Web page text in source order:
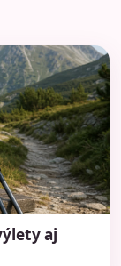
aj